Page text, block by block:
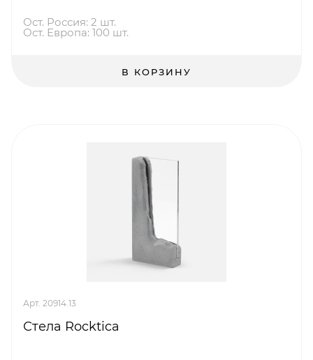
Ост. Россия: 2 шт.
Ост. Европа: 100 шт.
В КОРЗИНУ
Арт. 20914.13
Стела Rocktica